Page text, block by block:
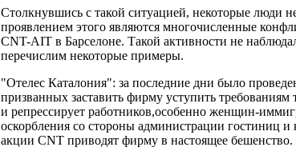
Столкнувшись с такой ситуацией, некоторые люди
проявлением этого являются многочисленные
CNT-AIT в Барселоне. Такой активности не
перечислим некоторые примеры.
"Отелес Каталония": за последние дни было
призванных заставить фирму уступить
и репрессирует работников,особенно женщин-
оскорбления со стороны администрации гостиниц
акции CNT приводят фирму в настоящее бешенство.